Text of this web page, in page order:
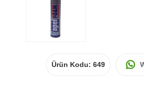
Ürün Kodu: 649